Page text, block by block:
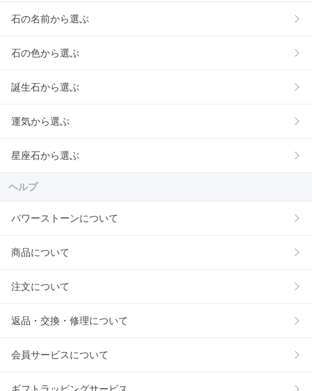
石の名前から選ぶ
石の色から選ぶ
誕生石から選ぶ
運気から選ぶ
星座石から選ぶ
ヘルプ
パワーストーンについて
商品について
注文について
返品・交換・修理について
会員サービスについて